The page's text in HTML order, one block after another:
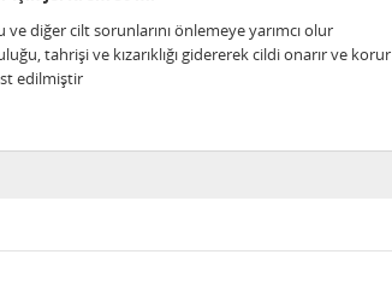
diğer cilt sorunlarını önlemeye yarımcı olur
tahrişi ve kızarıklığı gidererek cildi onarır ve korur
edilmiştir